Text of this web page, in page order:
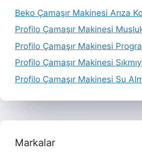
Beko Çamaşır Makinesi Arıza
Profilo Çamaşır Makinesi
Profilo Çamaşır Makinesi
Profilo Çamaşır Makinesi
Profilo Çamaşır Makinesi Su
Markalar